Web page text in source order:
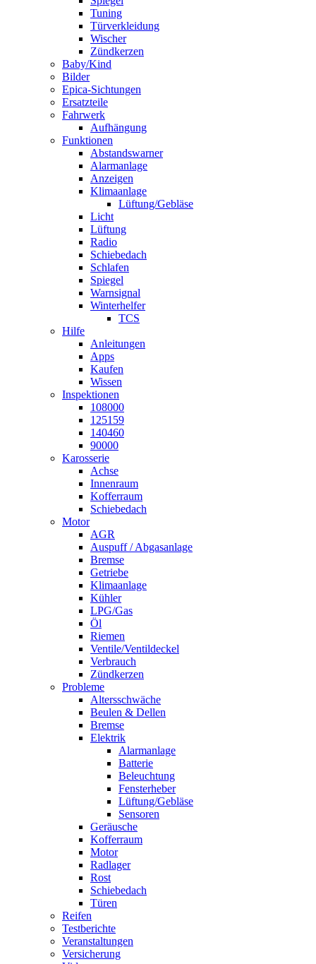
Tuning
Türverkleidung
Wischer
Zündkerzen
Baby/Kind
Bilder
Epica-Sichtungen
Ersatzteile
Fahrwerk
Aufhängung
Funktionen
Abstandswarner
Alarmanlage
Anzeigen
Klimaanlage
Lüftung/Gebläse
Licht
Lüftung
Radio
Schiebedach
Schlafen
Spiegel
Warnsignal
Winterhelfer
TCS
Hilfe
Anleitungen
Apps
Kaufen
Wissen
Inspektionen
108000
125159
140460
90000
Karosserie
Achse
Innenraum
Kofferraum
Schiebedach
Motor
AGR
Auspuff / Abgasanlage
Bremse
Getriebe
Klimaanlage
Kühler
LPG/Gas
Öl
Riemen
Ventile/Ventildeckel
Verbrauch
Zündkerzen
Probleme
Altersschwäche
Beulen & Dellen
Bremse
Elektrik
Alarmanlage
Batterie
Beleuchtung
Fensterheber
Lüftung/Gebläse
Sensoren
Geräusche
Kofferraum
Motor
Radlager
Rost
Schiebedach
Türen
Reifen
Testberichte
Veranstaltungen
Versicherung